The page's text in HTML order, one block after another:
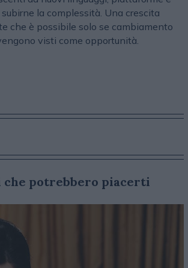
la complessità. Una crescita
che è possibile solo se cambiamento
visti come opportunità.
potrebbero piacerti